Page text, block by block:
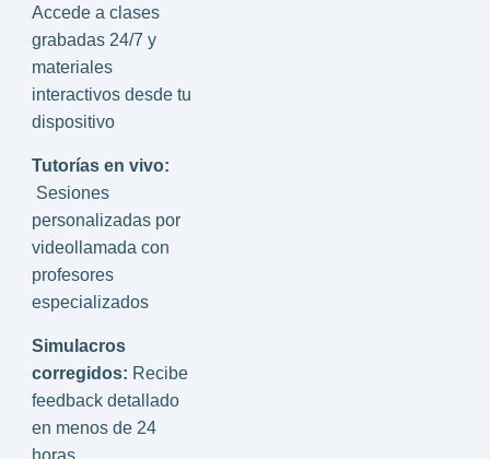
Accede a clases
grabadas 24/7 y
materiales
interactivos desde tu
dispositivo
Tutorías en vivo:
Sesiones
personalizadas por
videollamada con
profesores
especializados
Simulacros
corregidos: Recibe
feedback detallado
en menos de 24
horas